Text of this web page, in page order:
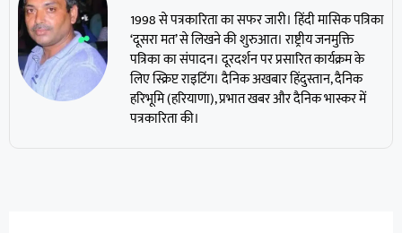
1998 से पत्रकारिता का सफर जारी। हिंदी मासिक पत्रिका
‘दूसरा मत’ से लिखने की शुरुआत। राष्ट्रीय जनमुक्ति
पत्रिका का संपादन। दूरदर्शन पर प्रसारित कार्यक्रम के
लिए स्क्रिप्ट राइटिंग। दैनिक अखबार हिंदुस्तान, दैनिक
हरिभूमि (हरियाणा), प्रभात खबर और दैनिक भास्कर में
पत्रकारिता की।